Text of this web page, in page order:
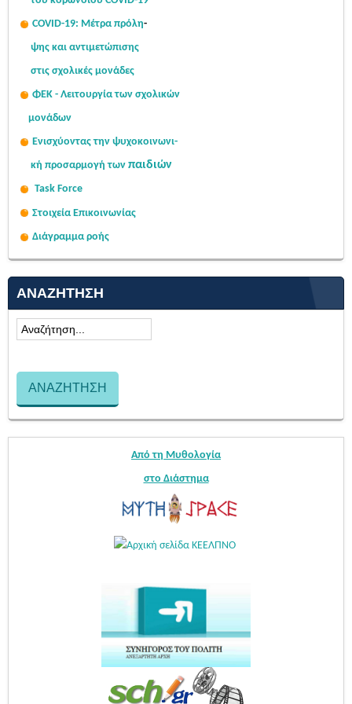
COVID-19: Μέτρα πρόλη-
ψης και αντιμετώπισης
στις σχολικές μονάδες
ΦΕΚ - Λειτουργία των σχολικών
μονάδων
Ενισχύοντας την ψυχοκοινωνι-
κή προσαρμογή των παιδιών
Task Force
Στοιχεία Επικοινωνίας
Διάγραμμα ροής
ΑΝΑΖΉΤΗΣΗ
Από τη Μυθολογία
στο Διάστημα